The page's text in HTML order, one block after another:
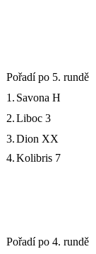
Pořadí po 5. rundě
1. Savona H
2.Liboc 3
3.Dion XX
4.Kolibris 7
Pořadí po 4. rundě